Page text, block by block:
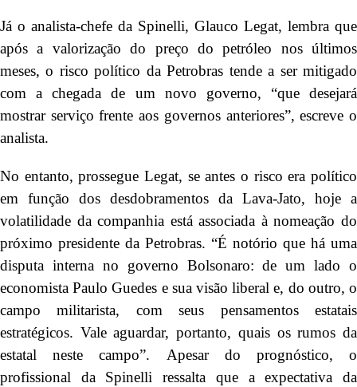
Já o analista-chefe da Spinelli, Glauco Legat, lembra que
após a valorização do preço do petróleo nos últimos
meses, o risco político da Petrobras tende a ser mitigado
com a chegada de um novo governo, “que desejará
mostrar serviço frente aos governos anteriores”, escreve o
analista.
No entanto, prossegue Legat, se antes o risco era político
em função dos desdobramentos da Lava-Jato, hoje a
volatilidade da companhia está associada à nomeação do
próximo presidente da Petrobras. “É notório que há uma
disputa interna no governo Bolsonaro: de um lado o
economista Paulo Guedes e sua visão liberal e, do outro, o
campo militarista, com seus pensamentos estatais
estratégicos. Vale aguardar, portanto, quais os rumos da
estatal neste campo”. Apesar do prognóstico, o
profissional da Spinelli ressalta que a expectativa da